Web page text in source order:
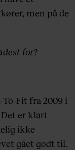
men på de
for?
To-Fit fra 2009 i
er klart
ikke
gået godt til.